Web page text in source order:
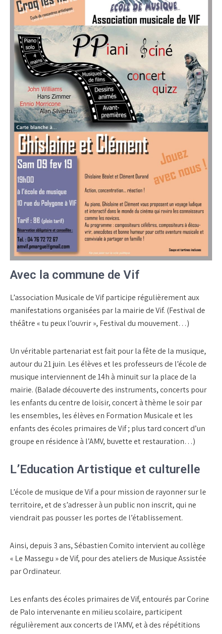
Avec la commune de Vif
L’association Musicale de Vif participe régulièrement aux
manifestations organisées par la mairie de Vif. (Festival de
théâtre « tu peux l’ouvrir », Festival du mouvement…)
Un véritable partenariat est fait pour la fête de la musique,
autour du 21 juin. Les élèves et les professeurs de l’école de
musique interviennent de 14h à minuit sur la place de la
mairie. (Balade découverte des instruments, concerts pour
les enfants du centre de loisir, concert à thème le soir par
les ensembles, les élèves en Formation Musicale et les
enfants des écoles primaires de Vif ; plus tard concert d’un
groupe en résidence à l’AMV, buvette et restauration…)
L’Education Artistique et culturelle
L’école de musique de Vif a pour mission de rayonner sur le
territoire, et de s’adresser à un public non inscrit, qui ne
viendrait pas pousser les portes de l’établissement.
Ainsi, depuis 3 ans, Sébastien Comito intervient au collège
« Le Massegu » de Vif, pour des ateliers de Musique Assistée
par Ordinateur.
Les enfants des écoles primaires de Vif, entourés par Corine
de Palo intervenante en milieu scolaire, participent
régulièrement aux concerts de l’AMV, et à des répétitions